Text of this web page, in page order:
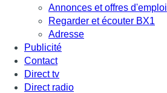
Annonces et offres d'emploi
Regarder et écouter BX1
Adresse
Publicité
Contact
Direct tv
Direct radio